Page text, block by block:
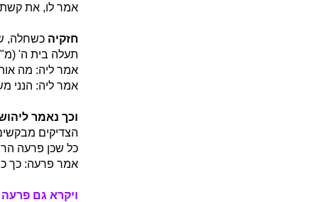
אמר לו, את
חזקיה כשחלה,
תעלה בית ה'
אמר ליה: מה
אמר ליה: הנני
וכך נאמר
הצדיקים
כל שכן פרעה
אמר פרעה: כך
ויקרא גם פרעה